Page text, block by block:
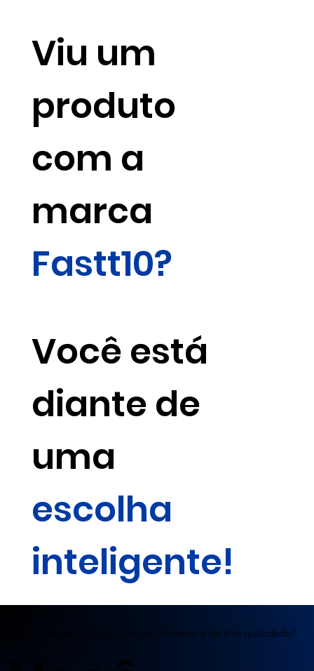
Precisa de uma solução rápida, acessível e de alta qualidade?
Você está
diante de
uma
escolha
inteligente!
Viu um
produto
com a
marca
Fastt10?